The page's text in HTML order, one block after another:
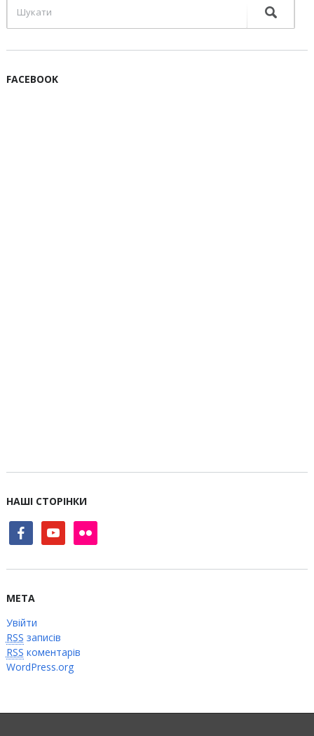
FACEBOOK
НАШІ СТОРІНКИ
facebookyoutube flickr
МЕТА
Увійти
RSS записів
RSS коментарів
WordPress.org